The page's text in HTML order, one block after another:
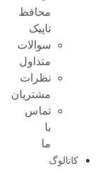
محافظ
تاپیک
سوالات
متداول
نظرات
مشتریان
تماس
با
ما
کاتالوگ